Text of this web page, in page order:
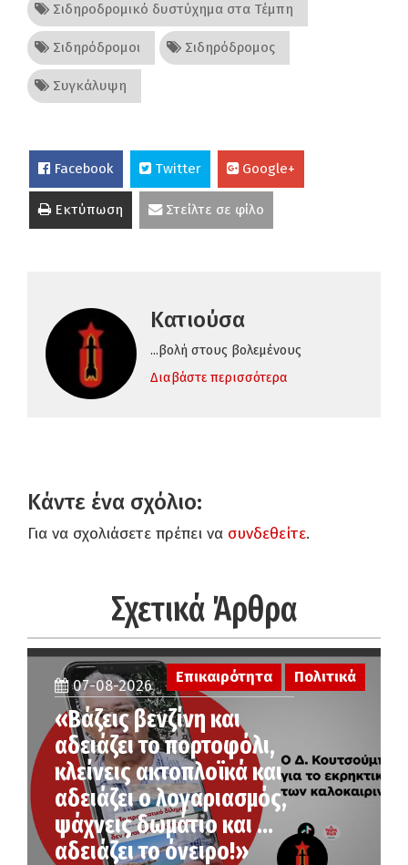
Σιδηροδρομικό δυστύχημα στα Τέμπη
Σιδηρόδρομοι Σιδηρόδρομος
Συγκάλυψη
Facebook Twitter Google+
Εκτύπωση Στείλτε σε φίλο
Κατιούσα
...βολή στους βολεμένους
Διαβάστε περισσότερα
Κάντε ένα σχόλιο:
Για να σχολιάσετε πρέπει να συνδεθείτε.
Σχετικά Άρθρα
Επικαιρότητα Πολιτικά
07-08-2026
«Βάζεις βενζίνη και
αδειάζει το πορτοφόλι,
κλείνεις ακτοπλοϊκά και
αδειάζει ο λογαριασμός,
ψάχνεις δωμάτιο και …
αδειάζει το όνειρο!»